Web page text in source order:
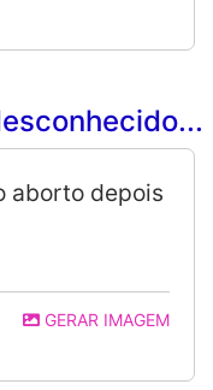
aborto depois
GERAR IMAGEM